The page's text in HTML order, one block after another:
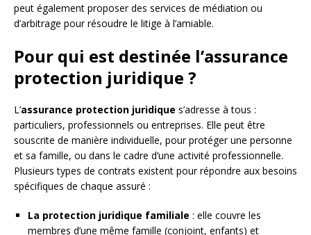
peut également proposer des services de médiation ou
d’arbitrage pour résoudre le litige à l’amiable.
Pour qui est destinée l’assurance
protection juridique ?
L’assurance protection juridique s’adresse à tous :
particuliers, professionnels ou entreprises. Elle peut être
souscrite de manière individuelle, pour protéger une personne
et sa famille, ou dans le cadre d’une activité professionnelle.
Plusieurs types de contrats existent pour répondre aux besoins
spécifiques de chaque assuré :
La protection juridique familiale : elle couvre les
membres d’une même famille (conjoint, enfants) et